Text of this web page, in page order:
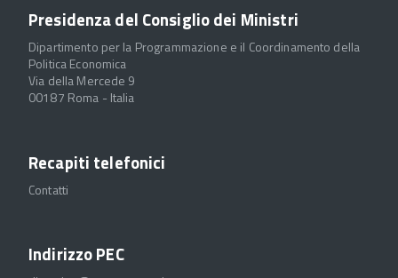
Presidenza del Consiglio dei Ministri
Dipartimento per la Programmazione e il Coordinamento della
Politica Economica
Via della Mercede 9
00187 Roma - Italia
Recapiti telefonici
Contatti
Indirizzo PEC